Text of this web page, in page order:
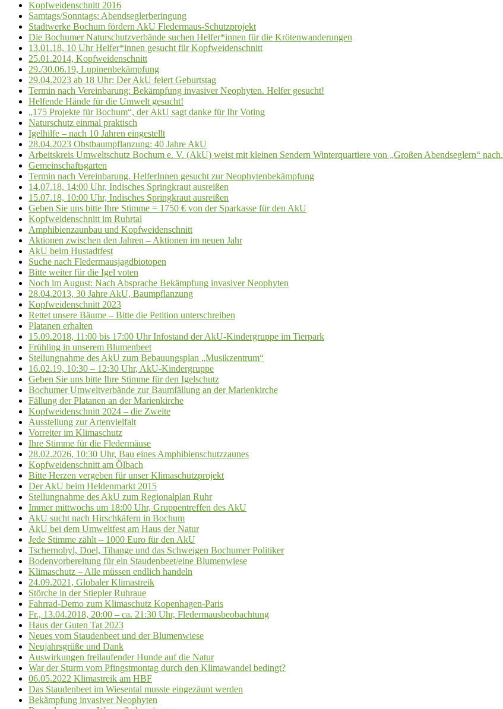
Kopfweidenschnitt 2016
Samtags/Sonntags: Abendseglerberingung
Stadtwerke Bochum fördern AkU Fledermaus-Schutzprojekt
Die Bochumer Naturschutzverbände suchen Helfer*innen für die Krötenwanderungen
13.01.18, 10 Uhr Helfer*innen gesucht für Kopfweidenschnitt
25.01.2014, Kopfweidenschnitt
29./30.06.19, Lupinenbekämpfung
29.04.2023 ab 18 Uhr: Der AkU feiert Geburtstag
Termin nach Vereinbarung: Bekämpfung invasiver Neophyten. Helfer gesucht!
Helfende Hände für die Umwelt gesucht!
„175 Projekte für Bochum“, der AkU sagt danke für Ihr Voting
Naturschutz einmal praktisch
Igelhilfe – nach 10 Jahren eingestellt
28.04.2023 Obstbaumpflanzung: 40 Jahre AkU
Arbeitskreis Umweltschutz Bochum e. V. (AkU) weist mit kleinen Sendern Winterquartiere von „Großen Abendseglern“ nach.
Gemeinschaftsgarten
Termin nach Vereinbarung. HelferInnen gesucht zur Neophytenbekämpfung
14.07.18, 14:00 Uhr, Indisches Springkraut ausreißen
15.07.18, 10:00 Uhr, Indisches Springkraut ausreißen
Geben Sie uns bitte Ihre Stimme = 1750 € von der Sparkasse für den AkU
Kopfweidenschnitt im Ruhrtal
Amphibienzaunbau und Kopfweidenschnitt
Aktionen zwischen den Jahren – Aktionen im neuen Jahr
AkU beim Hustadtfest
Suche nach Fledermausjagdbiotopen
Bitte weiter für die Igel voten
Noch im August: Nach Absprache Bekämpfung invasiver Neophyten
28.04.2013, 30 Jahre AkU, Baumpflanzung
Kopfweidenschnitt 2023
Rettet unsere Bäume – Bitte die Petition unterschreiben
Platanen erhalten
15.09.2018, 11:00 bis 17:00 Uhr Infostand der AkU-Kindergruppe im Tierpark
Frühling in unserem Blumenbeet
Stellungnahme des AkU zum Bebauungsplan „Musikzentrum“
16.02.19, 10:30 – 12:30 Uhr, AkU-Kindergruppe
Geben Sie uns bitte Ihre Stimme für den Igelschutz
Bochumer Umweltverbände zur Baumfällung an der Marienkirche
Fällung der Platanen an der Marienkirche
Kopfweidenschnitt 2024 – die Zweite
Ausstellung zur Artenvielfalt
Vorreiter im Klimaschutz
Ihre Stimme für die Fledermäuse
28.02.2026, 10:30 Uhr, Bau eines Amphibienschutzzaunes
Kopfweidenschnitt am Ölbach
Bitte Herzen vergeben für unser Klimaschutzprojekt
Der AkU beim Heldenmarkt 2015
Stellungnahme des AkU zum Regionalplan Ruhr
Immer mittwochs um 18:00 Uhr, Gruppentreffen des AkU
AkU sucht nach Hirschkäfern in Bochum
AkU bei dem Umweltfest am Haus der Natur
Jede Stimme zählt – 1000 Euro für den AkU
Tschernobyl, Doel, Tihange und das Schweigen Bochumer Politiker
Bodenvorbereitung für ein Staudenbeet/eine Blumenwiese
Klimaschutz – Alle müssen endlich handeln
24.09.2021, Globaler Klimastreik
Störche in der Stiepler Ruhraue
Fahrrad-Demo zum Klimaschutz Kopenhagen-Paris
Fr., 13.04.2018, 20:00 – ca. 21:30 Uhr, Fledermausbeobachtung
Haus der Guten Tat 2023
Neues vom Staudenbeet und der Blumenwiese
Neujahrsgrüße und Dank
Auswirkungen freilaufender Hunde auf die Natur
War der Sturm vom Pfingstmontag durch den Klimawandel bedingt?
06.05.2022 Klimastreik am HBF
Das Staudenbeet im Wiesental musste eingezäunt werden
Bekämpfung invasiver Neophyten